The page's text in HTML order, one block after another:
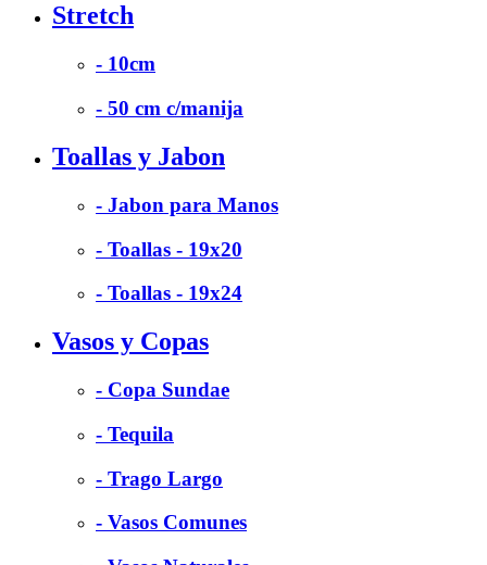
Stretch
- 10cm
- 50 cm c/manija
Toallas y Jabon
- Jabon para Manos
- Toallas - 19x20
- Toallas - 19x24
Vasos y Copas
- Copa Sundae
- Tequila
- Trago Largo
- Vasos Comunes